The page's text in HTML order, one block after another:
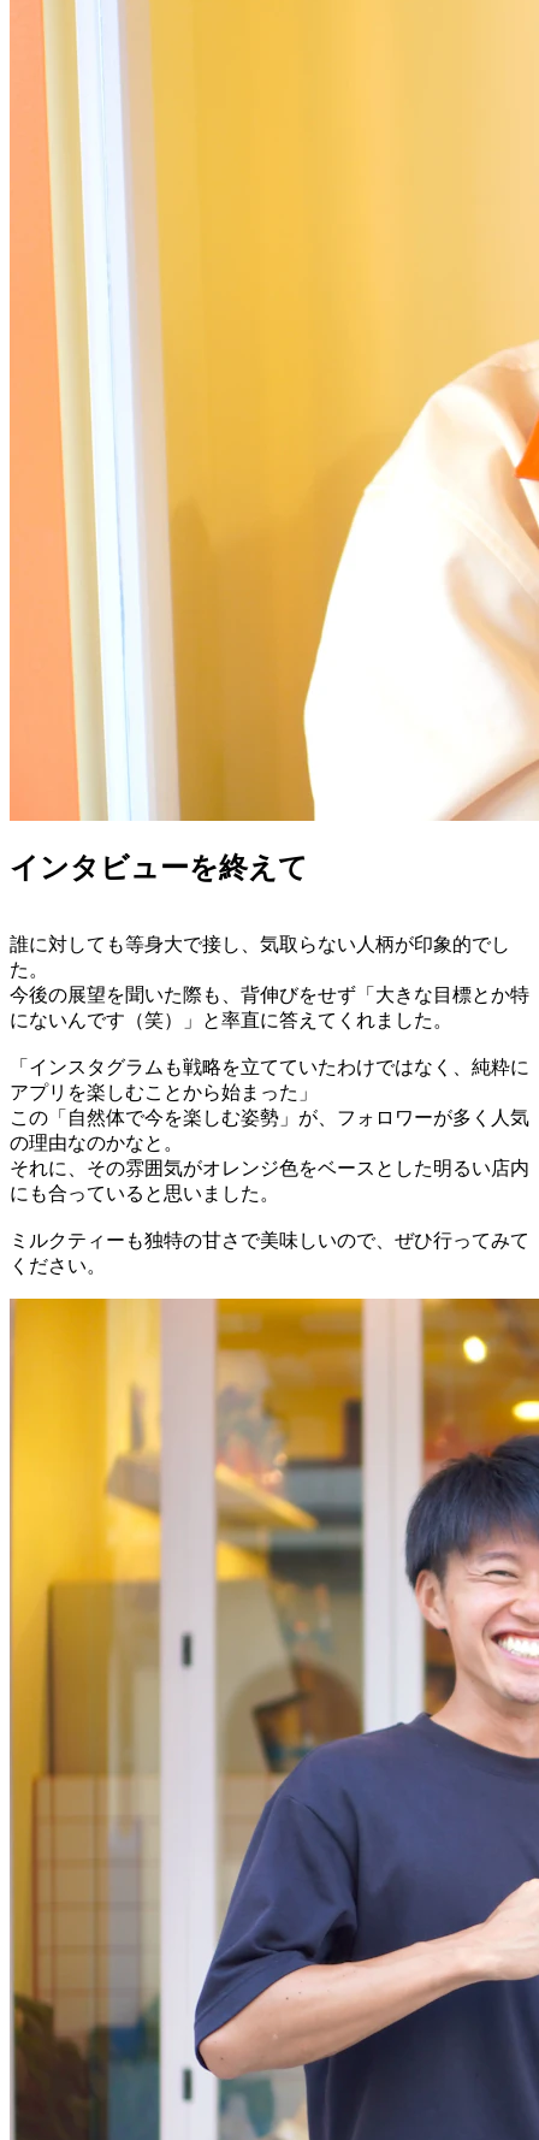
インタビューを終えて
誰に対しても等身大で接し、気取らない人柄が印象的でし
た。
今後の展望を聞いた際も、背伸びをせず「大きな目標とか特
にないんです（笑）」と率直に答えてくれました。
「インスタグラムも戦略を立てていたわけではなく、純粋に
アプリを楽しむことから始まった」
この「自然体で今を楽しむ姿勢」が、フォロワーが多く人気
の理由なのかなと。
それに、その雰囲気がオレンジ色をベースとした明るい店内
にも合っていると思いました。
ミルクティーも独特の甘さで美味しいので、ぜひ行ってみて
ください。